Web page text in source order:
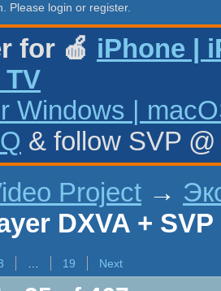
Please login or register.
for 🍎 iPhone |
Windows |
& follow SVP
Project →
DXVA + SVP
19 Next